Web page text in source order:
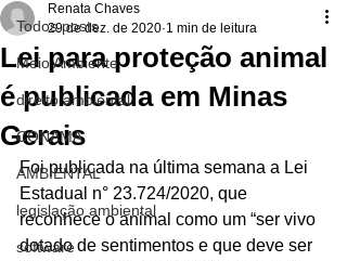
Todos posts
Meio Ambiente
direito ambiental
CONAMA
AMBIENTAL
legislação ambiental
software
Lei para proteção animal
é publicada em Minas
Gerais
Renata Chaves
29 de dez. de 2020 1 min de leitura
Foi publicada na última semana a Lei
Estadual n° 23.724/2020, que
reconhece o animal como um “ser vivo
dotado de sentimentos e que deve ser